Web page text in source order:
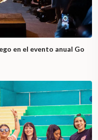
en el evento anual Go